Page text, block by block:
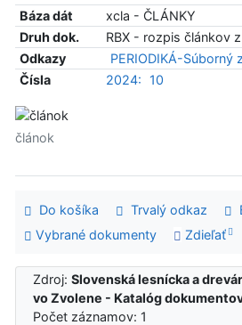
Báza dát
xcla - ČLÁNKY
Druh dok.
RBX - rozpis článkov
Odkazy
PERIODIKÁ-Súborný
Čísla
2024: 10
článok
Do košíka Trvalý odkaz
Vybrané dokumenty
Zdieľať
Zdroj:Slovenská lesnícka a
vo Zvolene - Katalóg
Počet záznamov: 1